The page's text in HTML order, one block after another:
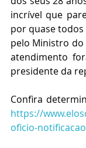
incrível que
por quase
pelo Ministro do
atendimento
presidente da
https://
oficio-